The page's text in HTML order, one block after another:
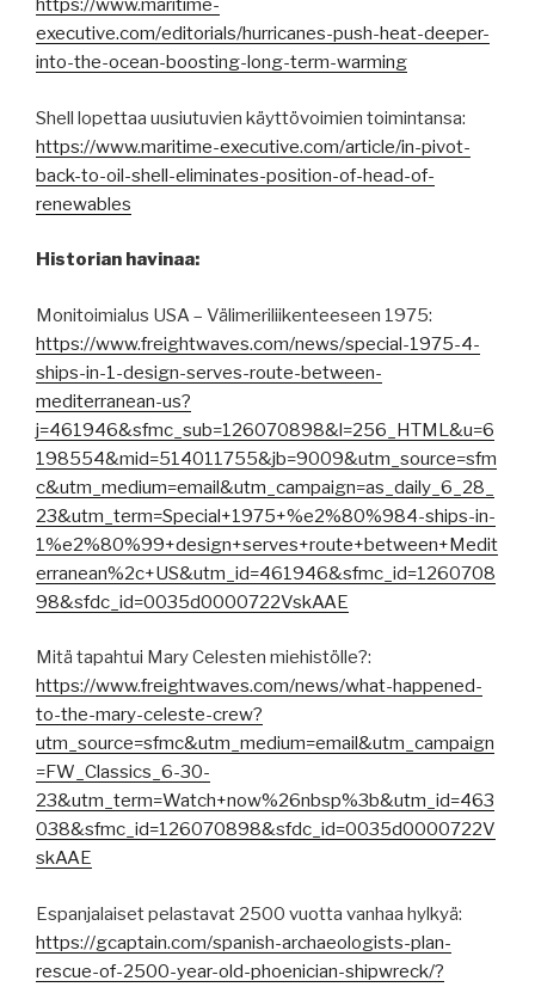
https://www.maritime-
executive.com/editorials/hurricanes-push-heat-deeper-
into-the-ocean-boosting-long-term-warming
Shell lopettaa uusiutuvien käyttövoimien toimintansa:
https://www.maritime-executive.com/article/in-pivot-
back-to-oil-shell-eliminates-position-of-head-of-
renewables
Historian havinaa:
Monitoimialus USA – Välimeriliikenteeseen 1975:
https://www.freightwaves.com/news/special-1975-4-
ships-in-1-design-serves-route-between-
mediterranean-us?
j=461946&sfmc_sub=126070898&l=256_HTML&u=6
198554&mid=514011755&jb=9009&utm_source=sfm
c&utm_medium=email&utm_campaign=as_daily_6_28_
23&utm_term=Special+1975+%e2%80%984-ships-in-
1%e2%80%99+design+serves+route+between+Medit
erranean%2c+US&utm_id=461946&sfmc_id=1260708
98&sfdc_id=0035d0000722VskAAE
Mitä tapahtui Mary Celesten miehistölle?:
https://www.freightwaves.com/news/what-happened-
to-the-mary-celeste-crew?
utm_source=sfmc&utm_medium=email&utm_campaign
=FW_Classics_6-30-
23&utm_term=Watch+now%26nbsp%3b&utm_id=463
038&sfmc_id=126070898&sfdc_id=0035d0000722V
skAAE
Espanjalaiset pelastavat 2500 vuotta vanhaa hylkyä:
https://gcaptain.com/spanish-archaeologists-plan-
rescue-of-2500-year-old-phoenician-shipwreck/?